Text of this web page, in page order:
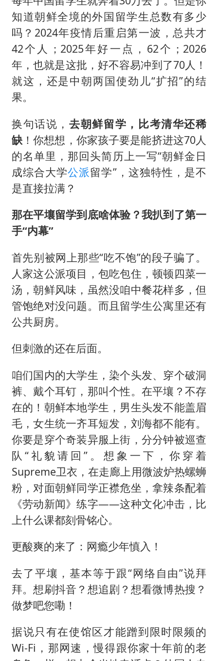
知道朝鲜全境的外国留学生总数有多少
吗？2024年疫情后重启第一波，总共才
42个人；2025年好一点，62个；2026
年，也就是这批，好不容易冲到了70人！
就这，还是中朝两国使劲儿“扩招”的结
果。
换句话说，去朝鲜留学，比考清华还稀
缺 ！你想想，你家孩子要是能挤进这70人
的名单里，那回头简历上一写“朝鲜金日
成综合大学公派留学”，这独特性，是不
是直接拉满？
那在平壤留学到底啥体验？我扒到了第一
手“内幕”
首先别被网上那些“吃不饱”的段子骗了。
人家这公派项目，包吃包住，顿顿四菜一
汤，朝鲜风味，虽然没咱中餐花样多，但
管饱绝对没问题。而且留学生公寓里还有
公共厨房。
但刺激的还在后面。
咱们国内的大学生，染个头发、穿个破洞
裤、戴个耳钉，那叫个性。在平壤？不存
在的！朝鲜本地学生，男生头发不能盖眉
毛，女生统一齐耳短发，刘海都不能有。
你要是穿个奇装异服上街，分分钟被巡查
队“礼貌请回”。想象一下，你穿着
Supreme卫衣，在走廊上用微波炉热螺蛳
粉，对面朝鲜同学正襟危坐，拿辣条配着
《劳动新闻》练字——这种文化冲击，比
上什么课都刻骨铭心。
更酸爽的来了：网瘾少年慎入！
去了平壤，基本等于跟“网络自由”说拜
拜。想刷抖音？想追剧？想看微博热搜？
做梦吧您嘞！
据说只有在使馆区才能蹭到限时限频的
Wi-Fi，那网速，慢得跟你家十年前的老